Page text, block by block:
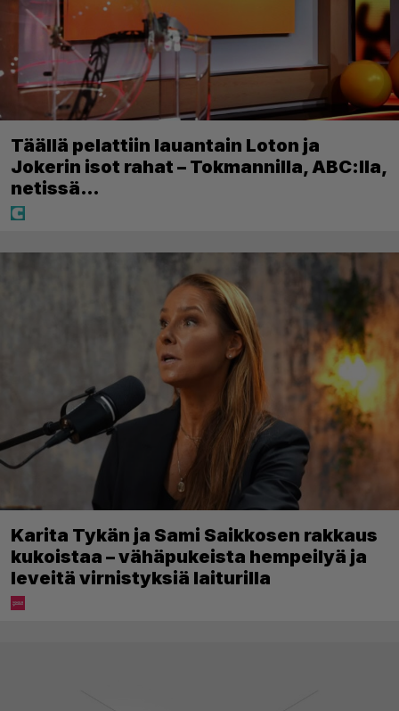
Täällä pelattiin lauantain Loton ja
Jokerin isot rahat – Tokmannilla, ABC:lla,
netissä…
Karita Tykän ja Sami Saikkosen rakkaus
kukoistaa – vähäpukeista hempeilyä ja
leveitä virnistyksiä laiturilla